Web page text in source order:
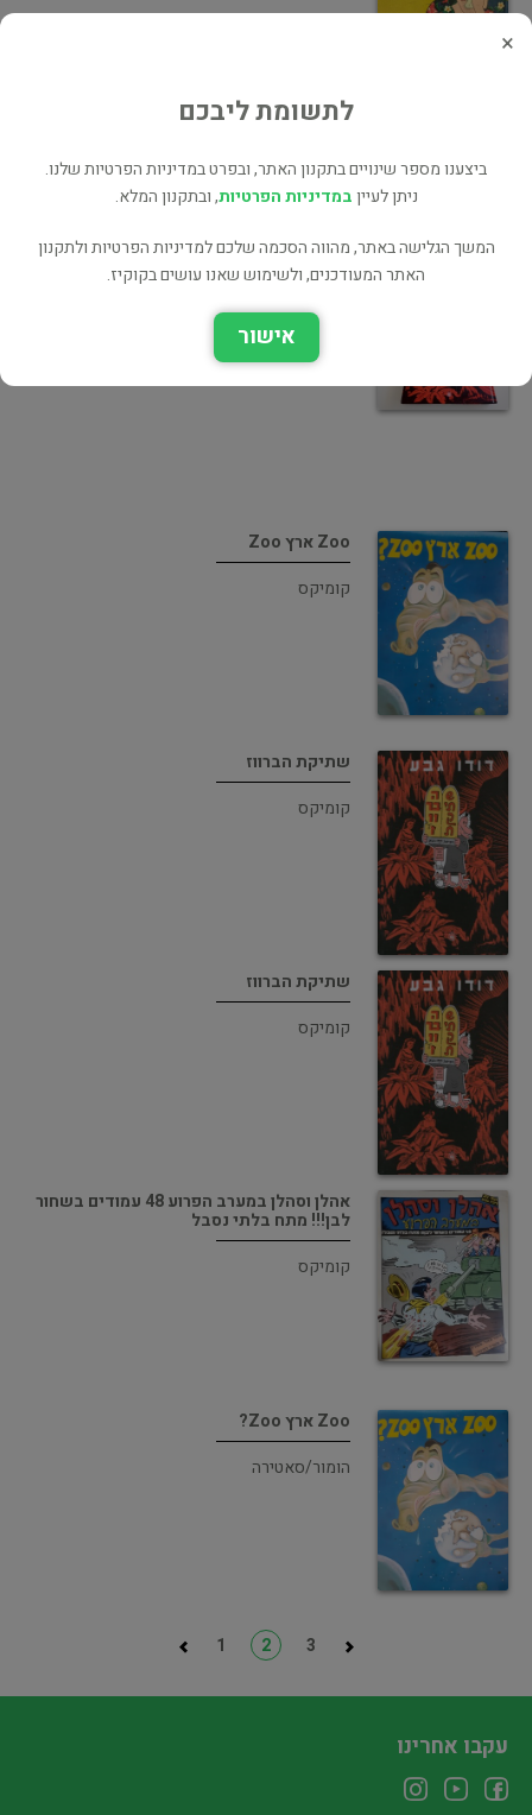
פשר החיים
שתיקת הברווז
קומיקס
Zoo ארץ Zoo
קומיקס
שתיקת הברווז
קומיקס
שתיקת הברווז
קומיקס
אהלן וסהלן במערב הפרוע 48 עמודים בשחור
לבן!!! מתח בלתי נסבל
קומיקס
Zoo ארץ Zoo?
הומור/סאטירה
1 2 3
×
לתשומת ליבכם
ביצענו מספר שינויים בתקנון האתר, ובפרט במדיניות הפרטיות שלנו.
ניתן לעייןבמדיניות הפרטיות, ובתקנון המלא.
המשך הגלישה באתר, מהווה הסכמה שלכם למדיניות הפרטיות ולתקנון
האתר המעודכנים, ולשימוש שאנו עושים בקוקיז.
אישור
עקבו אחרינו